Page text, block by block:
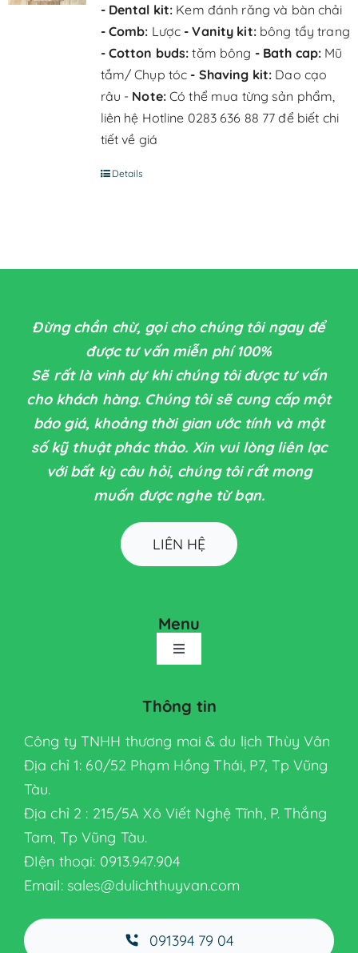
- Dental kit: Kem đánh răng và bàn chải
- Comb: Lược - Vanity kit:bông tẩy trang
- Cotton buds:tăm bông - Bath cap: Mũ
tắm/ Chụp tóc - Shaving kit: Dao cạo
râu - Note:Có thể mua từng sản phẩm,
liên hệ Hotline 0283 636 88 77 để biết chi
tiết về giá
Details
Đừng chần chừ, gọi cho chúng tôi ngay để
được tư vấn miễn phí 100%
Sẽ rất là vinh dự khi chúng tôi được tư vấn
cho khách hàng. Chúng tôi sẽ cung cấp một
báo giá, khoảng thời gian ước tính và một
số kỹ thuật phác thảo. Xin vui lòng liên lạc
với bất kỳ câu hỏi, chúng tôi rất mong
muốn được nghe từ bạn.
LIÊN HỆ
Menu
Toggle
GIỚI THIỆU
SẢN PHẨM
Thiết bị nhà hàng
Thông tin
Công ty TNHH thương mai & du lịch Thùy Vân
Địa chỉ 1: 60/52 Phạm Hồng Thái, P7, Tp Vũng
Tàu.
Địa chỉ 2 : 215/5A Xô Viết Nghệ Tĩnh, P. Thắng
Tam, Tp Vũng Tàu.
ĐIện thoại: 0913.947.904
Email: sales@dulichthuyvan.com
091394 79 04